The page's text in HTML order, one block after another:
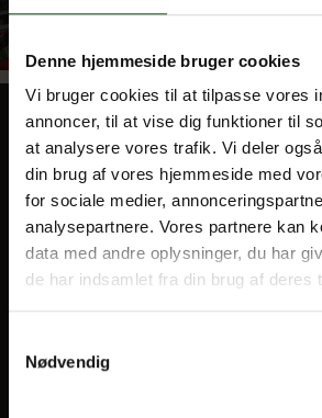
Denne hjemmeside bruger cookies
Vi bruger cookies til at tilpasse vores
annoncer, til at vise dig funktioner til
at analysere vores trafik. Vi deler
din brug af vores hjemmeside med
for sociale medier,
analysepartnere. Vores partnere kan
data med andre oplysninger, du har
de har indsamlet fra din brug af deres
Nødvendig
Bliv elev
Vores uddannelser
Om E.G.
BLIV ELEV
Optagelse
Til forældre
HF